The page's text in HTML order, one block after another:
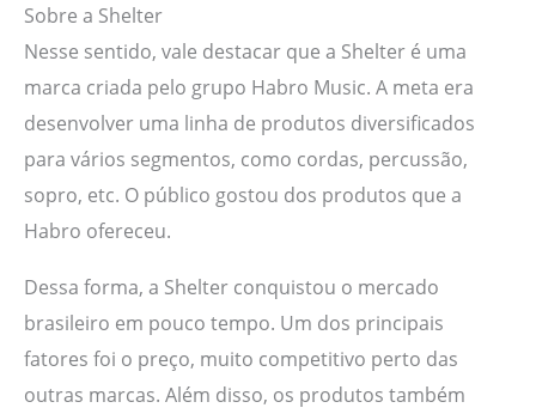
Sobre a Shelter
Nesse sentido, vale destacar que a Shelter é uma
marca criada pelo grupo Habro Music. A meta era
desenvolver uma linha de produtos diversificados
para vários segmentos, como cordas, percussão,
sopro, etc. O público gostou dos produtos que a
Habro ofereceu.
Dessa forma, a Shelter conquistou o mercado
brasileiro em pouco tempo. Um dos principais
fatores foi o preço, muito competitivo perto das
outras marcas. Além disso, os produtos também